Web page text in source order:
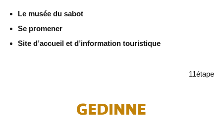
Le musée du sabot
Se promener
Site d’accueil et d’information touristique
11étape
GEDINNE